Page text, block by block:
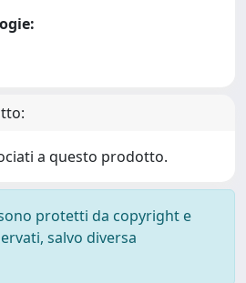
a questo prodotto.
protetti da copyright e
salvo diversa